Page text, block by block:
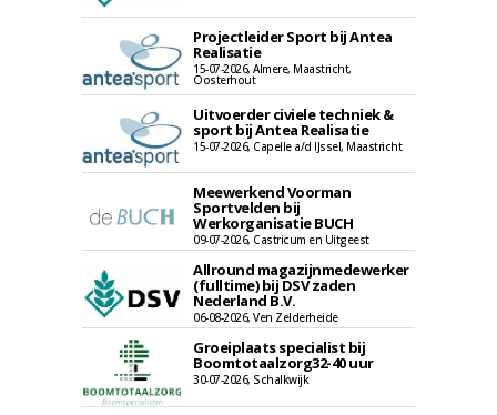
Projectleider Sport bij Antea
Realisatie
15-07-2026, Almere, Maastricht,
Oosterhout
Uitvoerder civiele techniek &
sport bij Antea Realisatie
15-07-2026, Capelle a/d IJssel, Maastricht
Meewerkend Voorman
Sportvelden bij
Werkorganisatie BUCH
09-07-2026, Castricum en Uitgeest
Allround magazijnmedewerker
(fulltime) bij DSV zaden
Nederland B.V.
06-08-2026, Ven Zelderheide
Groeiplaats specialist bij
Boomtotaalzorg32-40 uur
30-07-2026, Schalkwijk